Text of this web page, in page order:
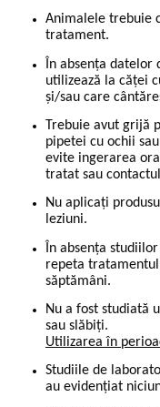
Animalele trebuie
tratament.
În absența datelor
utilizează la căței
și/sau care
Trebuie avut grijă
pipetei cu ochii
evite ingerarea
tratat sau
Nu aplicați
leziuni.
În absența
repeta
săptămâni.
Nu a fost studiată
sau slăbiți.
Utilizarea în
Studiile de
au evidențiat